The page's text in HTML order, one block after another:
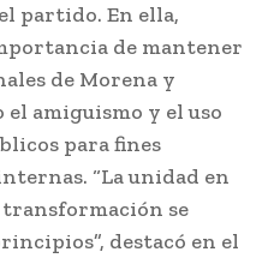
partido. En ella,
de mantener
de Morena y
amiguismo y el uso
para fines
“La unidad en
se
destacó en el